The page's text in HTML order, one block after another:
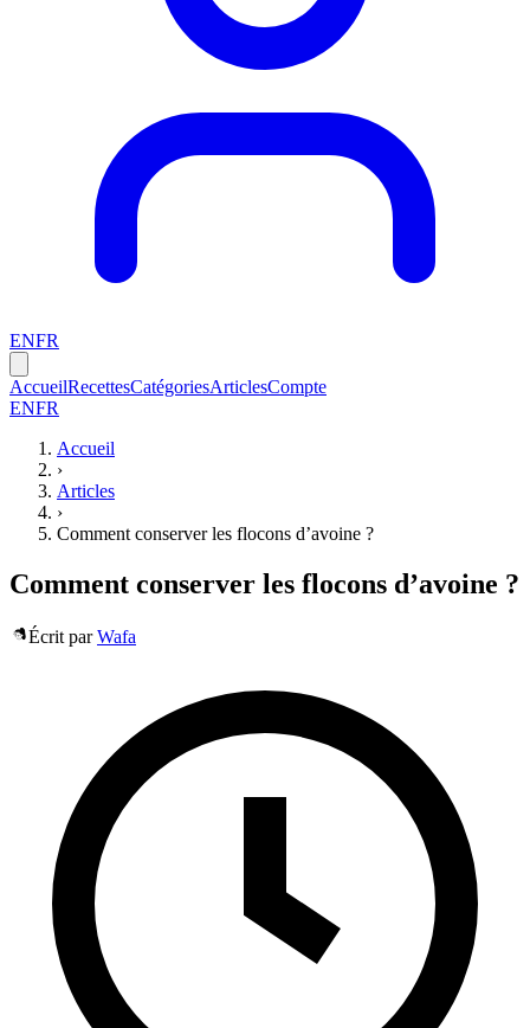
ENFR
AccueilRecettesCatégoriesArticlesCompte
ENFR
Accueil
›
Articles
›
Comment conserver les flocons d’avoine ?
Comment conserver les flocons d’avoine ?
Écrit parWafa